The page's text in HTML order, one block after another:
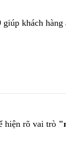
giúp khách
hiện rõ vai trò